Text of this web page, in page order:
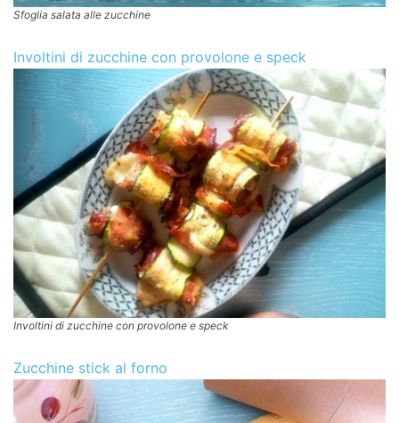
Sfoglia salata alle zucchine
Involtini di zucchine con provolone e speck
Involtini di zucchine con provolone e speck
Zucchine stick al forno